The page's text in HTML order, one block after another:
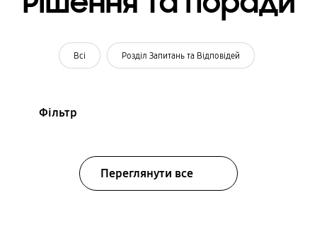
Всі Розділ Запитань та Відповідей
Фільтр
Переглянути все